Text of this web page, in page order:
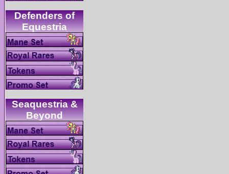
Defenders of
Seaquestria &